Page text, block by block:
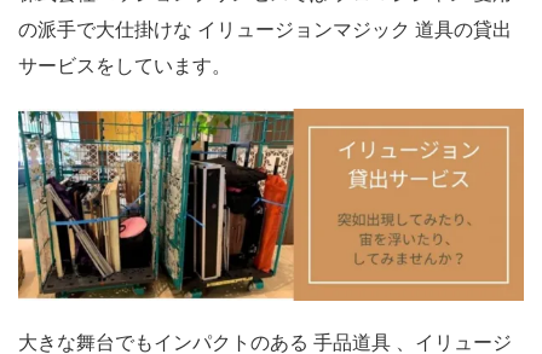
の派手で大仕掛けな イリュージョンマジック 道具の貸出
サービスをしています。
大きな舞台でもインパクトのある 手品道具 、イリュージ